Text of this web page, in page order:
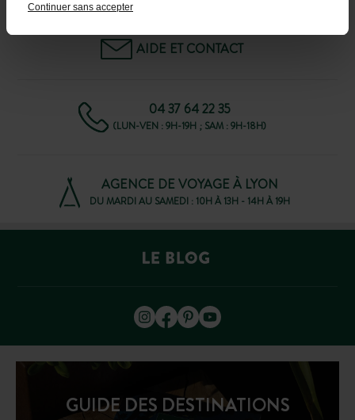
Continuer sans accepter
AIDE ET CONTACT
04 37 64 22 35
(LUN-VEN : 9H-19H ; SAM : 9H-18H)
AGENCE DE VOYAGE À LYON
DU MARDI AU SAMEDI : 10H À 13H - 14H À 19H
GUIDE DES DESTINATIONS